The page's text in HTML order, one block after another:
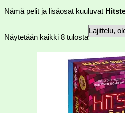
Nämä pelit ja lisäosat kuuluvat
Näytetään kaikki 8 tulosta